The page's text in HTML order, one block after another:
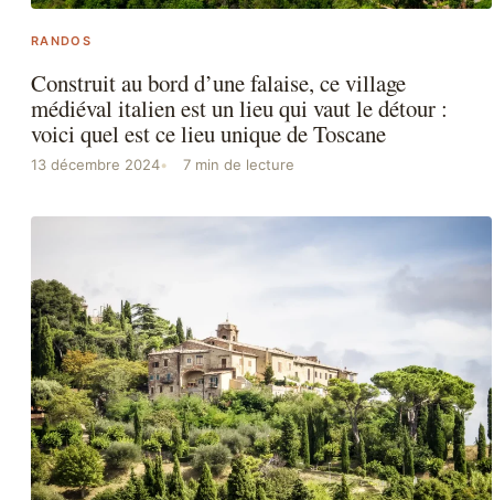
RANDOS
Construit au bord d’une falaise, ce village
médiéval italien est un lieu qui vaut le détour :
voici quel est ce lieu unique de Toscane
13 décembre 2024 7 min de lecture